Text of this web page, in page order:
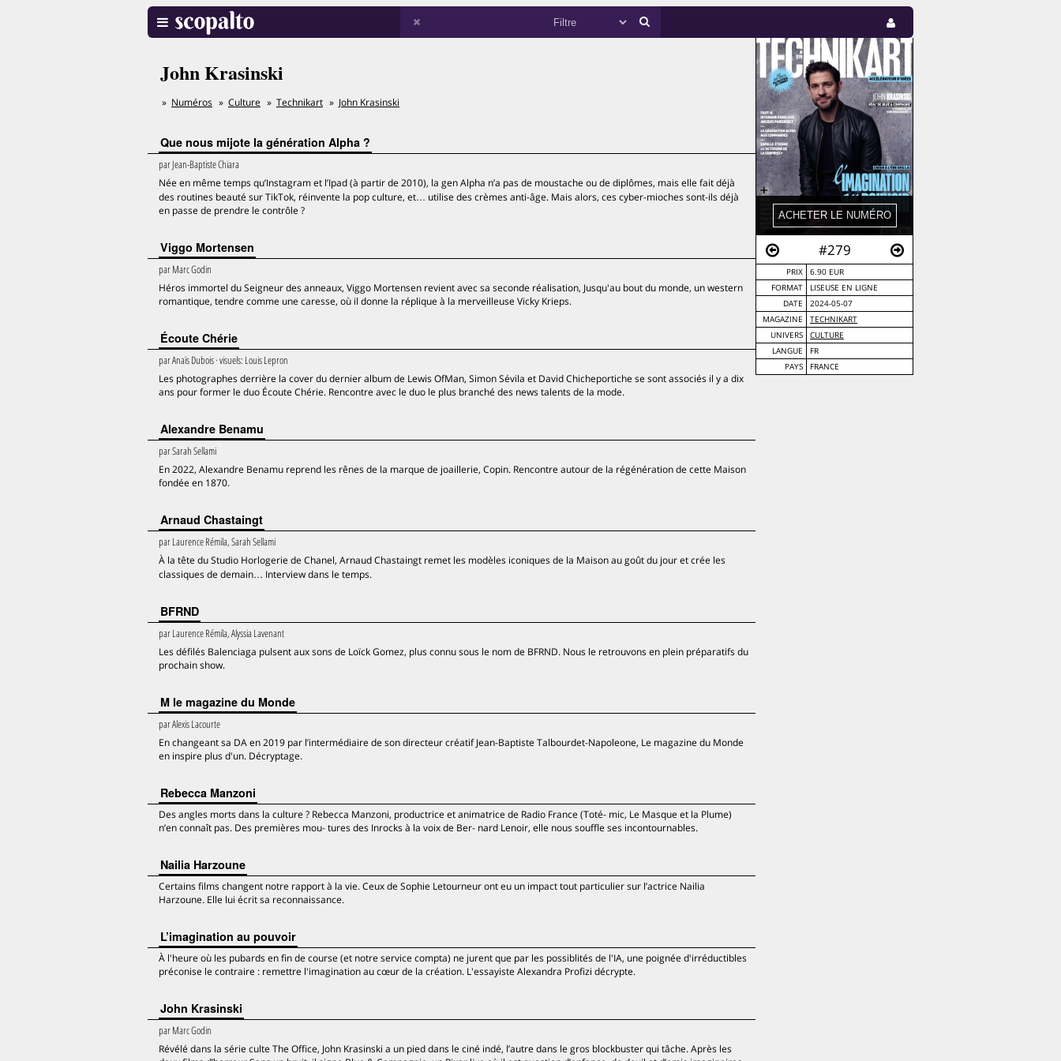
#279
PRIX
6.90 EUR
FORMAT
LISEUSE EN LIGNE
DATE
2024-05-07
MAGAZINE
TECHNIKART
UNIVERS
CULTURE
LANGUE
FR
PAYS
FRANCE
John Krasinski
Numéros Culture Technikart John Krasinski
Que nous mijote la génération Alpha ?
parJean-Baptiste Chiara
Née en même temps qu’Instagram et l’Ipad (à partir de 2010), la gen Alpha n’a pas de moustache ou de diplômes, mais elle fait déjà
des routines beauté sur TikTok, réinvente la pop culture, et… utilise des crèmes anti-âge. Mais alors, ces cyber-mioches sont-ils déjà
en passe de prendre le contrôle ?
Viggo Mortensen
parMarc Godin
Héros immortel du Seigneur des anneaux, Viggo Mortensen revient avec sa seconde réalisation, Jusqu'au bout du monde, un western
romantique, tendre comme une caresse, où il donne la réplique à la merveilleuse Vicky Krieps.
Écoute Chérie
parAnaïs Dubois· visuels: Louis Lepron
Les photographes derrière la cover du dernier album de Lewis OfMan, Simon Sévila et David Chicheportiche se sont associés il y a dix
ans pour former le duo Écoute Chérie. Rencontre avec le duo le plus branché des news talents de la mode.
Alexandre Benamu
parSarah Sellami
En 2022, Alexandre Benamu reprend les rênes de la marque de joaillerie, Copin. Rencontre autour de la régénération de cette Maison
fondée en 1870.
Arnaud Chastaingt
parLaurence Rémila, Sarah Sellami
À la tête du Studio Horlogerie de Chanel, Arnaud Chastaingt remet les modèles iconiques de la Maison au goût du jour et crée les
classiques de demain… Interview dans le temps.
BFRND
parLaurence Rémila, Alyssia Lavenant
Les défilés Balenciaga pulsent aux sons de Loïck Gomez, plus connu sous le nom de BFRND. Nous le retrouvons en plein préparatifs du
prochain show.
M le magazine du Monde
parAlexis Lacourte
En changeant sa DA en 2019 par l’intermédiaire de son directeur créatif Jean-Baptiste Talbourdet-Napoleone, Le magazine du Monde
en inspire plus d'un. Décryptage.
Rebecca Manzoni
Des angles morts dans la culture ? Rebecca Manzoni, productrice et animatrice de Radio France (Toté- mic, Le Masque et la Plume)
n’en connaît pas. Des premières mou- tures des Inrocks à la voix de Ber- nard Lenoir, elle nous souffle ses incontournables.
Nailia Harzoune
Certains films changent notre rapport à la vie. Ceux de Sophie Letourneur ont eu un impact tout particulier sur l’actrice Nailia
Harzoune. Elle lui écrit sa reconnaissance.
L’imagination au pouvoir
À l'heure où les pubards en fin de course (et notre service compta) ne jurent que par les possiblités de l'IA, une poignée d'irréductibles
préconise le contraire : remettre l'imagination au cœur de la création. L'essayiste Alexandra Profizi décrypte.
John Krasinski
parMarc Godin
Révélé dans la série culte The Office, John Krasinski a un pied dans le ciné indé, l’autre dans le gros blockbuster qui tâche. Après les